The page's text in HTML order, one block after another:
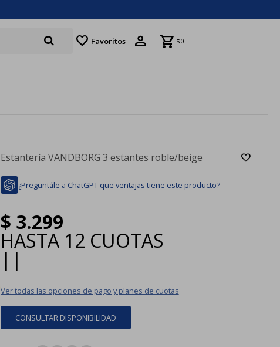
favorite Favoritos $0
Estantería VANDBORG 3 estantes roble/beige
¿Preguntále a ChatGPT que ventajas tiene este producto?
$ 3.299
HASTA 12 CUOTAS
| |
Ver todas las opciones de pago y planes de cuotas
CONSULTAR DISPONIBILIDAD